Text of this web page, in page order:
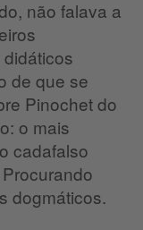
não falava a
de que se
Pinochet do
o mais
cadafalso
dogmáticos.